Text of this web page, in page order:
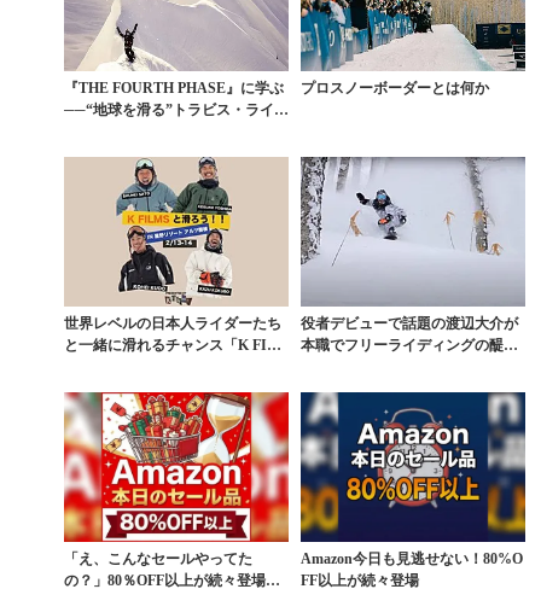
『THE FOURTH PHASE』に学ぶ
──“地球を滑る”トラビス・ライス
プロスノーボーダーとは何か
世界レベルの日本人ライダーたち
と一緒に滑れるチャンス「K FIL
役者デビューで話題の渡辺大介が
本職でフリーライディングの醍醐
「え、こんなセールやってた
の？」80％OFF以上が続々登場！
Amazon今日も見逃せない！80%O
FF以上が続々登場